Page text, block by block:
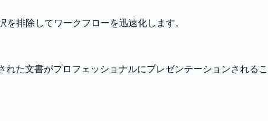
排除してワークフローを迅速化します。
た文書がプロフェッショナルにプレゼンテーションされるこ